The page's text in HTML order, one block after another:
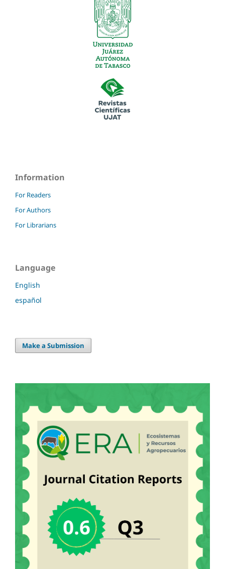
Information
For Readers
For Authors
For Librarians
Language
English
español
Make a Submission